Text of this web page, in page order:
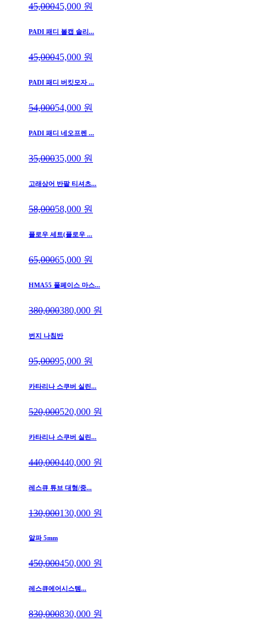
45,00045,000 원
PADI 패디 볼캡 솔리...
45,00045,000 원
PADI 패디 버킷모자 ...
54,00054,000 원
PADI 패디 네오프렌 ...
35,00035,000 원
고래상어 반팔 티셔츠...
58,00058,000 원
플로우 세트(플로우 ...
65,00065,000 원
HMA55 풀페이스 마스...
380,000380,000 원
번지 나침반
95,00095,000 원
카타리나 스쿠버 실린...
520,000520,000 원
카타리나 스쿠버 실린...
440,000440,000 원
레스큐 튜브 대형/중...
130,000130,000 원
알파 5mm
450,000450,000 원
레스큐에어시스템...
830,000830,000 원